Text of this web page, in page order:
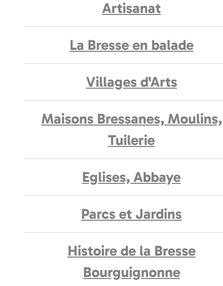
Artisanat
La Bresse en balade
Villages d'Arts
Maisons Bressanes, Moulins,
Tuilerie
Eglises, Abbaye
Parcs et Jardins
Histoire de la Bresse
Bourguignonne